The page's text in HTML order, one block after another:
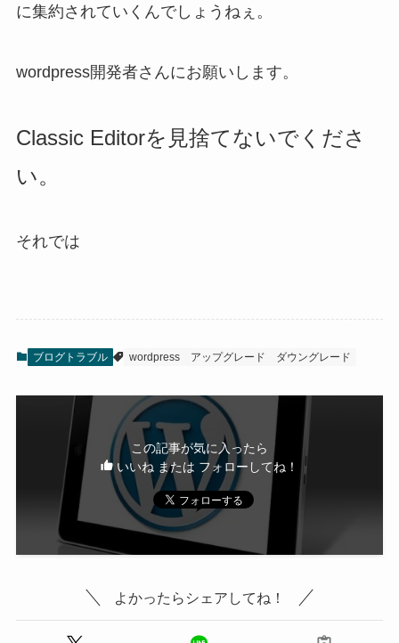
に集約されていくんでしょうねぇ。
wordpress開発者さんにお願いします。
Classic Editorを見捨てないでくださ
い。
それでは
ブログトラブル wordpress アップグレード ダウングレード
この記事が気に入ったら
いいね または フォローしてね！
よかったらシェアしてね！